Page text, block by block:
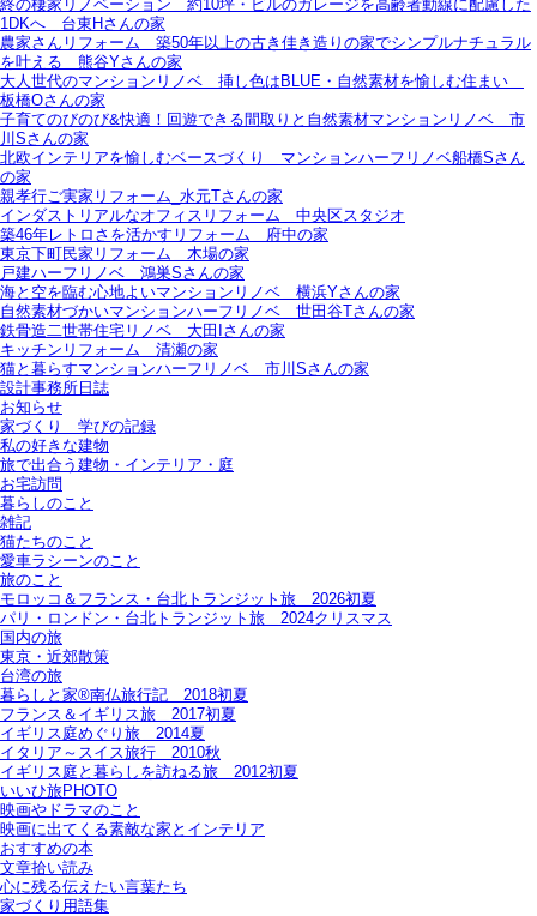
終の棲家リノベーション＿約10坪・ビルのガレージを高齢者動線に配慮した
1DKへ＿台東Hさんの家
農家さんリフォーム＿築50年以上の古き佳き造りの家でシンプルナチュラル
を叶える＿熊谷Yさんの家
大人世代のマンションリノベ＿挿し色はBLUE・自然素材を愉しむ住まい＿
板橋Oさんの家
子育てのびのび&快適！回遊できる間取りと自然素材マンションリノベ＿市
川Sさんの家
北欧インテリアを愉しむベースづくり＿マンションハーフリノベ船橋Sさん
の家
親孝行ご実家リフォーム_水元Tさんの家
インダストリアルなオフィスリフォーム＿中央区スタジオ
築46年レトロさを活かすリフォーム＿府中の家
東京下町民家リフォーム＿木場の家
戸建ハーフリノベ＿鴻巣Sさんの家
海と空を臨む心地よいマンションリノベ＿横浜Yさんの家
自然素材づかいマンションハーフリノベ＿世田谷Tさんの家
鉄骨造二世帯住宅リノベ＿大田Iさんの家
キッチンリフォーム＿清瀬の家
猫と暮らすマンションハーフリノベ＿市川Sさんの家
設計事務所日誌
お知らせ
家づくり 学びの記録
私の好きな建物
旅で出合う建物・インテリア・庭
お宅訪問
暮らしのこと
雑記
猫たちのこと
愛車ラシーンのこと
旅のこと
モロッコ＆フランス・台北トランジット旅＿2026初夏
パリ・ロンドン・台北トランジット旅＿2024クリスマス
国内の旅
東京・近郊散策
台湾の旅
暮らしと家®南仏旅行記＿2018初夏
フランス＆イギリス旅＿2017初夏
イギリス庭めぐり旅＿2014夏
イタリア～スイス旅行 2010秋
イギリス庭と暮らしを訪ねる旅＿2012初夏
いいひ旅PHOTO
映画やドラマのこと
映画に出てくる素敵な家とインテリア
おすすめの本
文章拾い読み
心に残る伝えたい言葉たち
家づくり用語集